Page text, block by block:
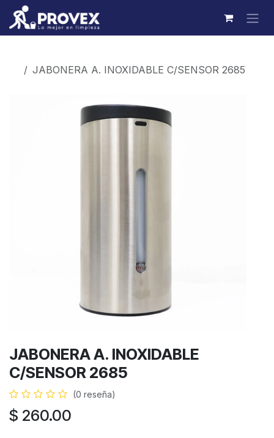
Ir al contenido
JABONERA A. INOXIDABLE C/SENSOR 2685
JABONERA A. INOXIDABLE
C/SENSOR 2685
(0 reseña)
$ 260.00